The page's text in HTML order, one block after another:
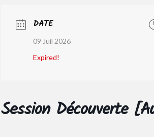
DATE
09 Juil 2026
Expired!
Session Découverte